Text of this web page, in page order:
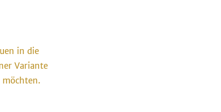
in die
Variante
möchten.